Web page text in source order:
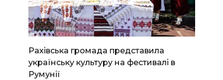
Рахівська громада представила
українську культуру на фестивалі в
Румунії